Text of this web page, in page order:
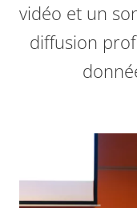
vidéo et un
diffusion